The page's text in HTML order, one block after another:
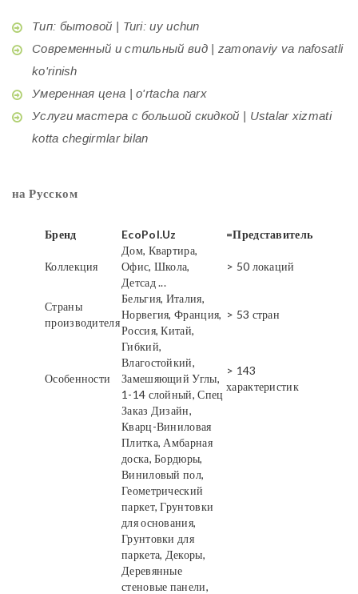
Тип: бытовой | Turi: uy uchun
Современный и стильный вид | zamonaviy va nafosatli
ko'rinish
Умеренная цена | o'rtacha narx
Услуги мастера с большой скидкой | Ustalar xizmati
kotta chegirmlar bilan
на Русском
Бренд EcoPol.Uz =Представитель
Коллекция
Дом, Квартира,
Офис, Школа,
Детсад ...
> 50 локаций
Страны
производителя
Бельгия, Италия,
Норвегия, Франция,
Россия, Китай,
> 53 стран
Особенности
Гибкий,
Влагостойкий,
Замешяющий Углы,
1-14 слойный, Спец
Заказ Дизайн,
> 143
характеристик
Кварц-Виниловая
Плитка, Амбарная
доска, Бордюры,
Виниловый пол,
Геометрический
паркет, Грунтовки
для основания,
Грунтовки для
паркета, Декоры,
Деревянные
стеновые панели,